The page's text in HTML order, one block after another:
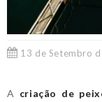
13 de Setembro
A criação de